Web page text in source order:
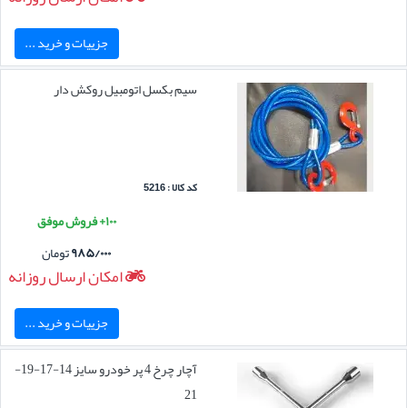
جزییات و خرید ...
سیم بکسل اتومبیل روکش دار
کد کالا : 5216
۱۰۰+ فروش موفق
۹۸۵/۰۰۰تومان
امکان ارسال روزانه
جزییات و خرید ...
آچار چرخ 4 پر خودرو سایز 14-17-19-
21